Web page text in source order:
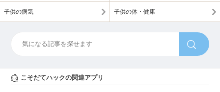
子供の病気 子供の体・健康
こそだてハックの関連アプリ